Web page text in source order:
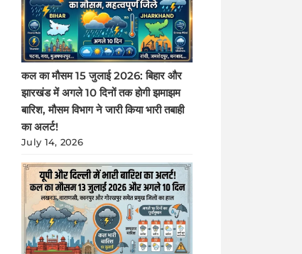
कल का मौसम 15 जुलाई 2026: बिहार और
झारखंड में अगले 10 दिनों तक होगी झमाझम
बारिश, मौसम विभाग ने जारी किया भारी तबाही
का अलर्ट!
July 14, 2026